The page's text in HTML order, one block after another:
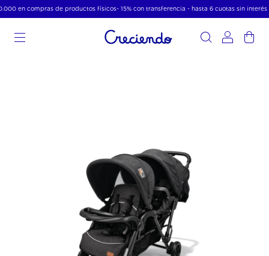
en compras de productos físicos- 15% con transferencia - hasta 6 cuotas sin interés